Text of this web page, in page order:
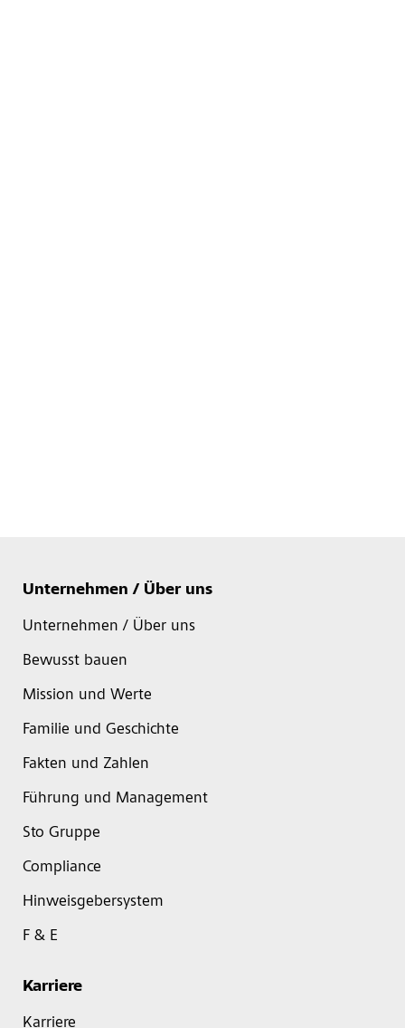
Unternehmen / Über uns
Unternehmen / Über uns
Bewusst bauen
Mission und Werte
Familie und Geschichte
Fakten und Zahlen
Führung und Management
Sto Gruppe
Compliance
Hinweisgebersystem
F & E
Karriere
Karriere